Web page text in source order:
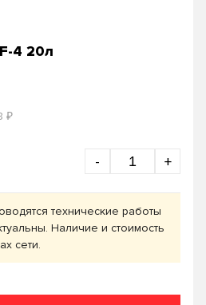
4 20л
₽
- +
технические работы
Наличие и стоимость
сети.